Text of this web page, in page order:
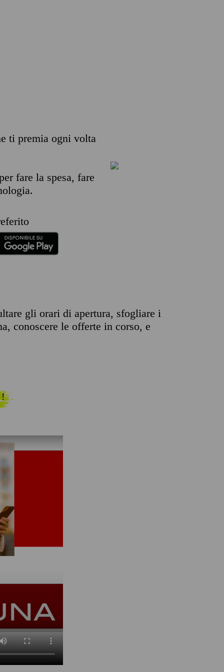
ti premia ogni volta
fare la spesa, fare
gli orari di apertura, sfogliare i
conoscere le offerte in corso, e
!